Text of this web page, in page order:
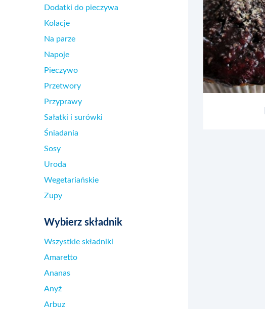
Dodatki do pieczywa
Kolacje
Na parze
Napoje
Pieczywo
Przetwory
Przyprawy
Sałatki i surówki
Śniadania
Sosy
Uroda
Wegetariańskie
Zupy
Wybierz składnik
Wszystkie składniki
Amaretto
Ananas
Anyż
Arbuz